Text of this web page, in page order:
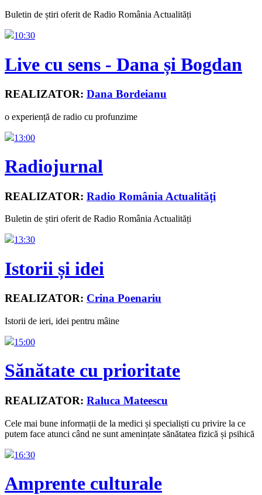
Buletin de știri oferit de Radio România Actualități
10:30
Live cu sens - Dana și Bogdan
REALIZATOR: Dana Bordeianu
o experiență de radio cu profunzime
13:00
Radiojurnal
REALIZATOR: Radio România Actualități
Buletin de știri oferit de Radio România Actualități
13:30
Istorii și idei
REALIZATOR: Crina Poenariu
Istorii de ieri, idei pentru mâine
15:00
Sănătate cu prioritate
REALIZATOR: Raluca Mateescu
Cele mai bune informații de la medici și specialiști cu privire la ce
putem face atunci când ne sunt amenințate sănătatea fizică și psihică
16:30
Amprente culturale